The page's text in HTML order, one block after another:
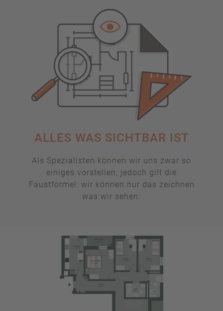
ALLES WAS SICHTBAR IST
Als Spezialisten können wir uns zwar so
einiges vorstellen, jedoch gilt die
Faustformel: wir können nur das zeichnen
was wir sehen.